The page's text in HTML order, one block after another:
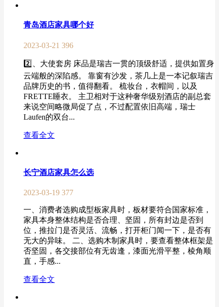
青岛酒店家具哪个好
2023-03-21 396
2️⃣、大使套房 床品是瑞吉一贯的顶级舒适，提供如置身
云端般的深陷感。 靠窗有沙发，茶几上是一本记叙瑞吉
品牌历史的书，值得翻看。 梳妆台，衣帽间，以及
FRETTE睡衣。 主卫相对于这种奢华级别酒店的副总套
来说空间略微局促了点，不过配置依旧高端，瑞士
Laufen的双台...
查看全文
长宁酒店家具怎么选
2023-03-19 377
一、消费者选购成型板家具时，板材要符合国家标准，
家具本身整体结构是否合理、坚固，所有封边是否到
位，推拉门是否灵活、流畅，打开柜门闻一下，是否有
无大的异味。 二、选购木制家具时，要查看整体框架是
否坚固，各交接部位有无齿逢，漆面光滑平整，棱角顺
直，手感...
查看全文